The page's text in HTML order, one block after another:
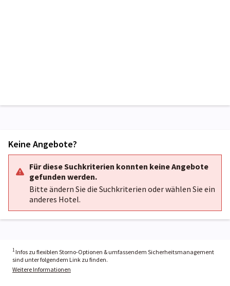
Keine Angebote?
Für diese Suchkriterien konnten keine Angebote
gefunden werden.
Bitte ändern Sie die Suchkriterien oder wählen Sie ein
anderes Hotel.
1 Infos zu flexiblen Storno-Optionen & umfassendem Sicherheitsmanagement
sind unter folgendem Link zu finden.
Weitere Informationen